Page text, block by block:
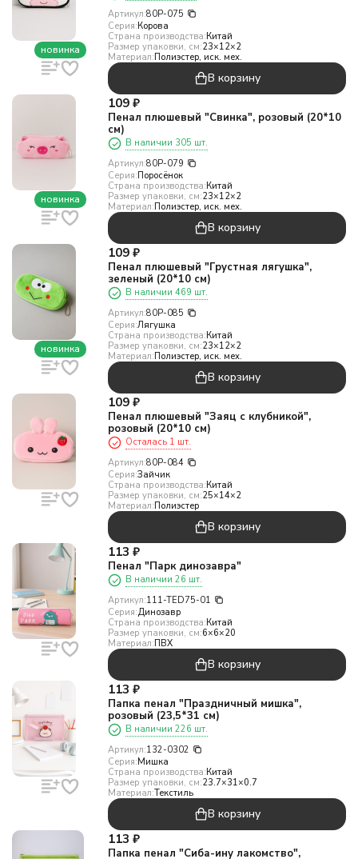
новинка
Артикул:80P-075
Серия:Корова
Страна производства:Китай
Размер упаковки, см:23×12×2
Материал:Полиэстер, иск. мех.
В корзину
новинка
109 ₽
Пенал плюшевый "Свинка", розовый (20*10
см)
В наличии 305 шт.
Артикул:80P-079
Серия:Поросёнок
Страна производства:Китай
Размер упаковки, см:23×12×2
Материал:Полиэстер, иск. мех.
В корзину
новинка
109 ₽
Пенал плюшевый "Грустная лягушка",
зеленый (20*10 см)
В наличии 469 шт.
Артикул:80P-085
Серия:Лягушка
Страна производства:Китай
Размер упаковки, см:23×12×2
Материал:Полиэстер, иск. мех.
В корзину
109 ₽
Пенал плюшевый "Заяц с клубникой",
розовый (20*10 см)
Осталась 1 шт.
Артикул:80P-084
Серия:Зайчик
Страна производства:Китай
Размер упаковки, см:25×14×2
Материал:Полиэстер
В корзину
113 ₽
Пенал "Парк динозавра"
В наличии 26 шт.
Артикул:111-TED75-01
Серия:Динозавр
Страна производства:Китай
Размер упаковки, см:6×6×20
Материал:ПВХ
В корзину
113 ₽
Папка пенал "Праздничный мишка",
розовый (23,5*31 см)
В наличии 226 шт.
Артикул:132-0302
Серия:Мишка
Страна производства:Китай
Размер упаковки, см:23.7×31×0.7
Материал:Текстиль
В корзину
113 ₽
Папка пенал "Сиба-ину лакомство",